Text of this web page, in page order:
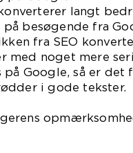
langt
besøgende fra
fra SEO
med noget mere
på Google, så er
i gode tekster.